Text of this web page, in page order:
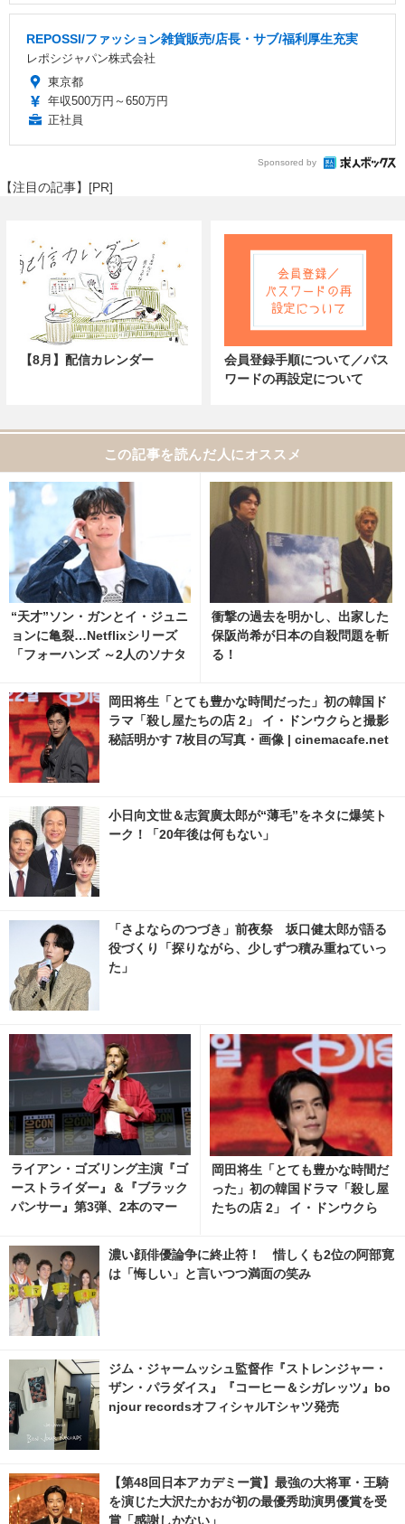
REPOSSI/ファッション雑貨販売/店長・サブ/福利厚生充実
レポシジャパン株式会社
東京都
年収500万円～650万円
正社員
Sponsored by
【注目の記事】[PR]
【8月】配信カレンダー
会員登録手順について／パス
ワードの再設定について
この記事を読んだ人にオススメ
“天才”ソン・ガンとイ・ジュニ
ョンに亀裂…Netflixシリーズ
「フォーハンズ ～2人のソナタ
真・画像 | cinemacafe.net
衝撃の過去を明かし、出家した
保阪尚希が日本の自殺問題を斬
る！
岡田将生「とても豊かな時間だった」初の韓国ド
ラマ「殺し屋たちの店 2」 イ・ドンウクらと撮影
秘話明かす 7枚目の写真・画像 | cinemacafe.net
小日向文世＆志賀廣太郎が“薄毛”をネタに爆笑ト
ーク！「20年後は何もない」
「さよならのつづき」前夜祭 坂口健太郎が語る
役づくり「探りながら、少しずつ積み重ねていっ
た」
ライアン・ゴズリング主演『ゴ
ーストライダー』＆『ブラック
パンサー』第3弾、2本のマー
岡田将生「とても豊かな時間だ
った」初の韓国ドラマ「殺し屋
たちの店 2」 イ・ドンウクら
真・画像 | cinemacafe.net
濃い顔俳優論争に終止符！ 惜しくも2位の阿部寛
は「悔しい」と言いつつ満面の笑み
ジム・ジャームッシュ監督作『ストレンジャー・
ザン・パラダイス』『コーヒー＆シガレッツ』bo
njour recordsオフィシャルTシャツ発売
【第48回日本アカデミー賞】最強の大将軍・王騎
を演じた大沢たかおが初の最優秀助演男優賞を受
賞「感謝しかない」